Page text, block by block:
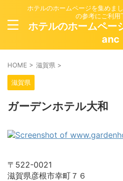
ホテルのホームページを集めま
の参考にご利用
ホテルのホームペー
anc
HOME > 滋賀県 >
滋賀県
ガーデンホテル大和
〒522-0021
滋賀県彦根市幸町７６